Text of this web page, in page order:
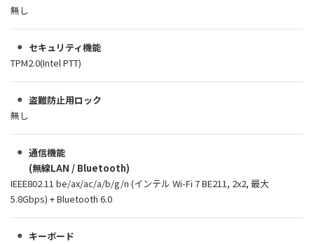
無し
セキュリティ機能
TPM2.0(Intel PTT)
盗難防止用ロック
無し
通信機能
(無線LAN / Bluetooth)
IEEE802.11 be/ax/ac/a/b/g/n (インテル Wi-Fi 7 BE211, 2x2, 最大
5.8Gbps) + Bluetooth 6.0
キーボード